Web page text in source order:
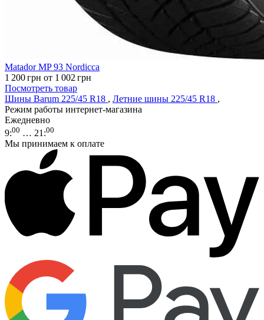
Matador MP 93 Nordicca
1 200грн от 1 002 грн
Посмотреть товар
Шины Barum 225/45 R18 , Летние шины 225/45 R18 ,
Режим работы интернет-магазина
Ежедневно
9:00 … 21:00
Мы принимаем к оплате